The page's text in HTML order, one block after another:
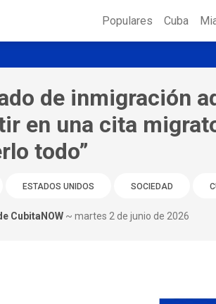
Populares Cuba
de inmigración
en una cita
todo”
ESTADOS UNIDOS SOCIEDAD
CubitaNOW ~ martes 2 de junio de 2026